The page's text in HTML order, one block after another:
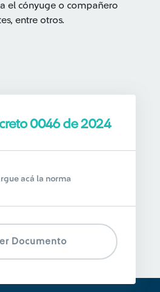
el cónyuge o compañero
entre otros.
0046 de 2024
acá la norma
Documento